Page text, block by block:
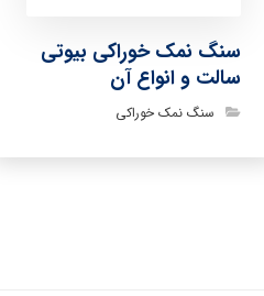
سنگ نمک خوراکی بیوتی
سالت و انواع آن
سنگ نمک خوراکی